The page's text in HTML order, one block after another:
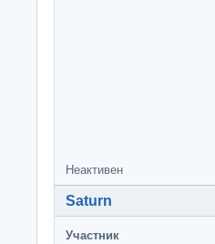
Неактивен
Saturn
Участник